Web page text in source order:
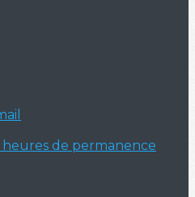
heures de permanence